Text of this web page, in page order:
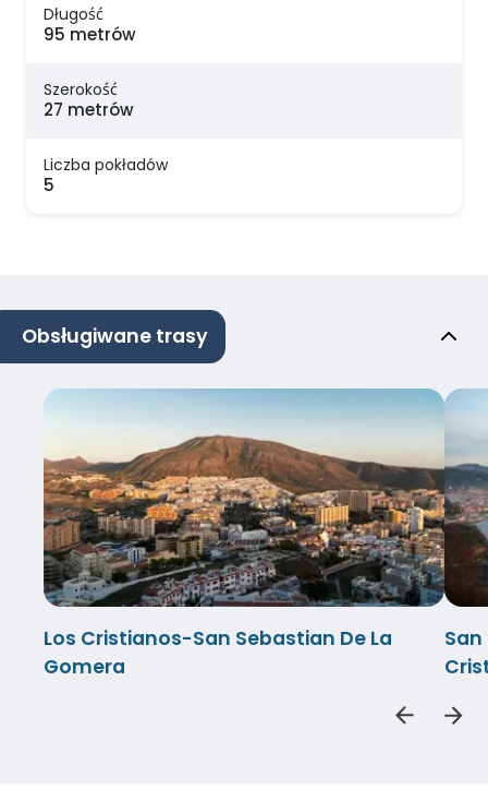
Długość
95 metrów
Szerokość
27 metrów
Liczba pokładów
5
Obsługiwane trasy
Los Cristianos-San Sebastian De La
Gomera